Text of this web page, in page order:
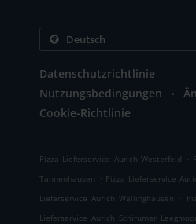
Datenschutzrichtlinie
Nutzungsbedingungen .
Cookie-Richtlinie
Pizza Lieferservice Aurich Westerfeld .
Tannenhausen . Pizza Lieferservice
Lieferservice Aurich Wallinghausen
.
Lieferservice Aurich Schirumer